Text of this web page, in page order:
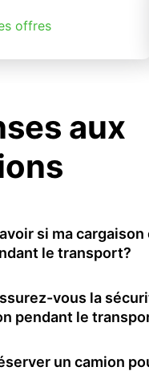
offres
aux
si ma cargaison
le transport?
vous la
pendant le
un camion